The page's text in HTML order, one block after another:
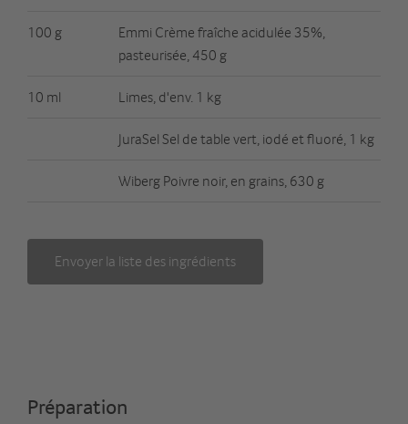
100 g
Emmi Crème fraîche acidulée 35%,
pasteurisée, 450 g
10 ml Limes, d'env. 1 kg
JuraSel Sel de table vert, iodé et fluoré, 1 kg
Wiberg Poivre noir, en grains, 630 g
Envoyer la liste des ingrédients
Préparation